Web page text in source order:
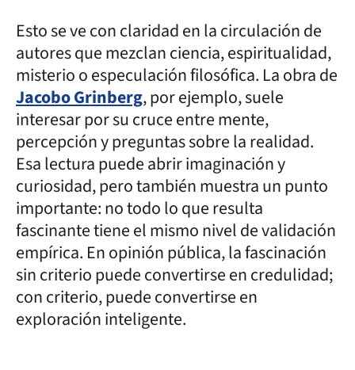
Esto se ve con claridad en la circulación de
autores que mezclan ciencia, espiritualidad,
misterio o especulación filosófica. La obra de
Jacobo Grinberg, por ejemplo, suele
interesar por su cruce entre mente,
percepción y preguntas sobre la realidad.
Esa lectura puede abrir imaginación y
curiosidad, pero también muestra un punto
importante: no todo lo que resulta
fascinante tiene el mismo nivel de validación
empírica. En opinión pública, la fascinación
sin criterio puede convertirse en credulidad;
con criterio, puede convertirse en
exploración inteligente.